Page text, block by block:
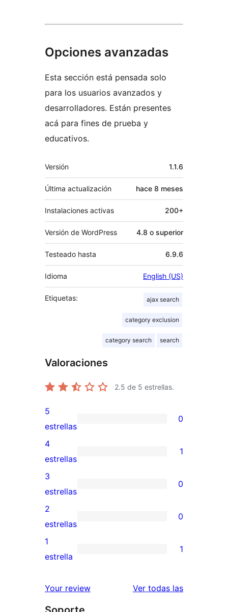
Opciones avanzadas
Esta sección está pensada solo
para los usuarios avanzados y
desarrolladores. Están presentes
acá para fines de prueba y
educativos.
Meta
Versión 1.1.6
Última actualización hace 8 meses
Instalaciones activas 200+
Versión de WordPress 4.8 o superior
Testeado hasta 6.9.6
Idioma English (US)
Etiquetas: ajax search
category exclusion
category search search
Valoraciones
2.5 de 5 estrellas.
0
valoraciones
de
5
estrellas
5
estrellas
0
1
valoración
de
4
estrellas
4
estrellas
1
0
valoraciones
de
3
estrellas
3
estrellas
0
0
valoraciones
de
estrellas
2
estrellas
0
1
de
1
estrella
1
Your review Ver todas lasreseñas